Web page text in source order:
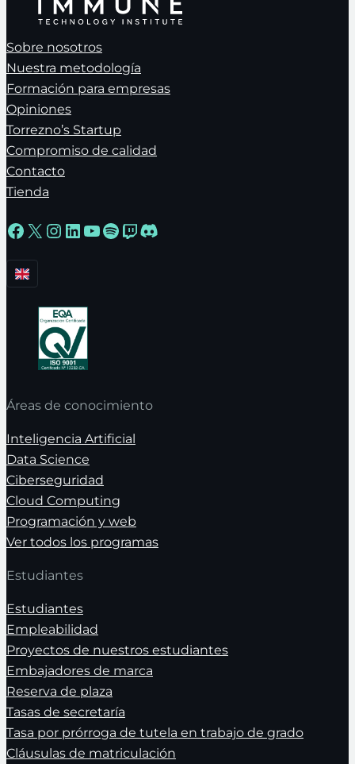
Sobre nosotros
Nuestra metodología
Formación para empresas
Opiniones
Torrezno’s Startup
Compromiso de calidad
Contacto
Tienda
Facebook
X Instagram
LinkedIn
YouTube
Spotify
Twitch
Discord
Áreas de conocimiento
Inteligencia Artificial
Data Science
Ciberseguridad
Cloud Computing
Programación y web
Ver todos los programas
Estudiantes
Estudiantes
Empleabilidad
Proyectos de nuestros estudiantes
Embajadores de marca
Reserva de plaza
Tasas de secretaría
Tasa por prórroga de tutela en trabajo de grado
Cláusulas de matriculación